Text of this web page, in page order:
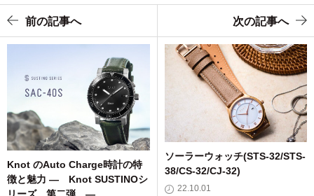
前の記事へ
Knot のAuto Charge時計の特
徴と魅力 ― Knot SUSTINOシ
リーズ 第二弾 ―
次の記事へ
ソーラーウォッチ(STS-32/STS-
38/CS-32/CJ-32)
22.10.01